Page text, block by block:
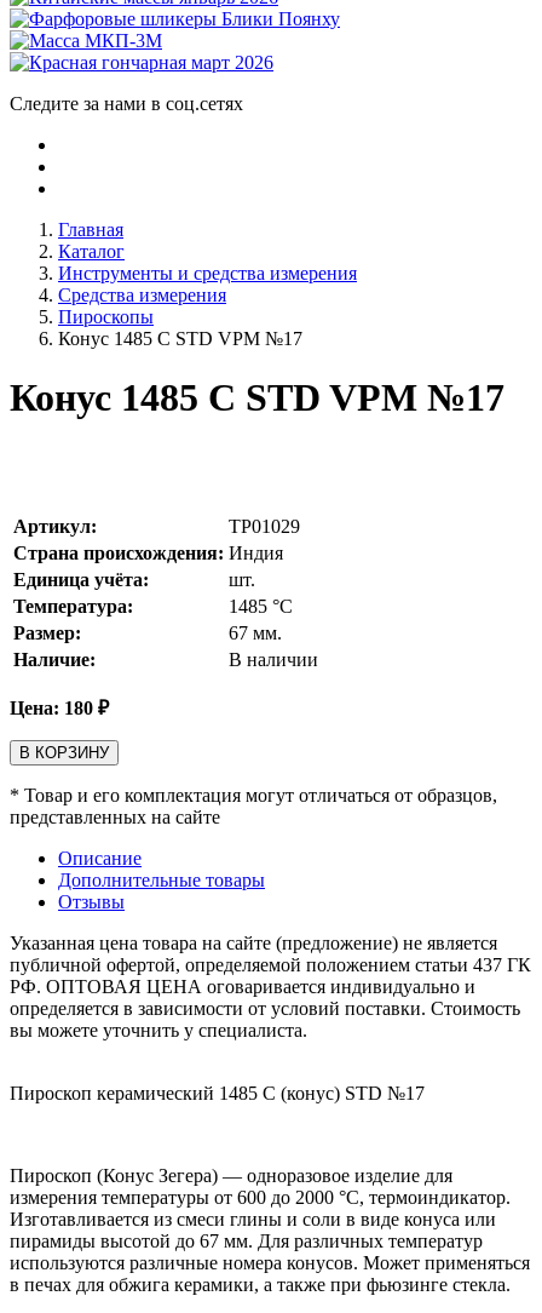
Следите за нами в соц.сетях
Главная
Каталог
Инструменты и средства измерения
Средства измерения
Пироскопы
Конус 1485 С STD VPM №17
Конус 1485 С STD VPM №17
Артикул:
TP01029
Страна происхождения: Индия
Единица учёта:
шт.
Температура:
1485 °С
Размер:
67 мм.
Наличие:
В наличии
Цена: 180 ₽
В КОРЗИНУ
* Товар и его комплектация могут отличаться от образцов,
представленных на сайте
Описание
Дополнительные товары
Отзывы
Указанная цена товара на сайте (предложение) не является
публичной офертой, определяемой положением статьи 437 ГК
РФ. ОПТОВАЯ ЦЕНА оговаривается индивидуально и
определяется в зависимости от условий поставки. Стоимость
вы можете уточнить у специалиста.
Пироскоп керамический 1485 С (конус) STD №17
Пироскоп (Конус Зегера) — одноразовое изделие для
измерения температуры от 600 до 2000 °C, термоиндикатор.
Изготавливается из смеси глины и соли в виде конуса или
пирамиды высотой до 67 мм. Для различных температур
используются различные номера конусов. Может применяться
в печах для обжига керамики, а также при фьюзинге стекла.